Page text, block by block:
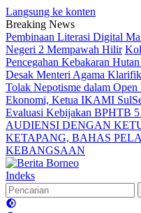
Langsung ke konten
Breaking News
Pembinaan Literasi Digital
Negeri 2 Mempawah Hilir
Pencegahan Kebakaran
Desak Menteri Agama
Tolak Nepotisme dalam
Ekonomi, Ketua IKAMI
Evaluasi Kebijakan BPHTB 5
AUDIENSI DENGAN
KETAPANG, BAHAS
KEBANGSAAN
Indeks